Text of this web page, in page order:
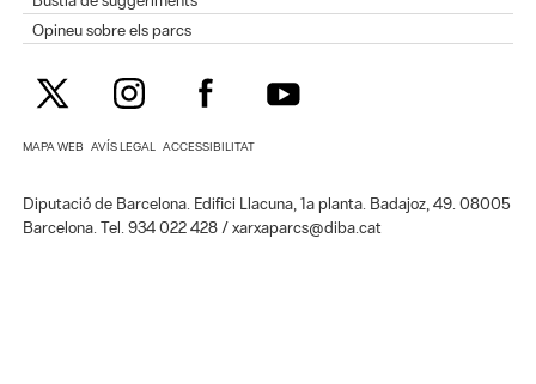
Opineu sobre els parcs
MAPA WEB AVÍS LEGAL ACCESSIBILITAT
Diputació de Barcelona. Edifici Llacuna, 1a planta. Badajoz, 49. 08005
Barcelona. Tel. 934 022 428 / xarxaparcs@diba.cat